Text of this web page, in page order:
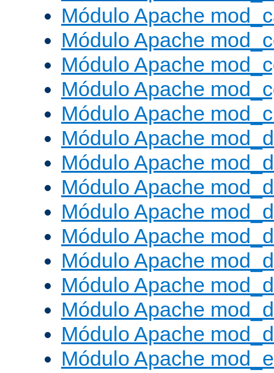
Módulo Apache
Módulo Apache
Módulo Apache
Módulo Apache
Módulo Apache
Módulo Apache
Módulo Apache
Módulo Apache
Módulo Apache
Módulo Apache
Módulo Apache
Módulo Apache
Módulo Apache
Módulo Apache
Módulo Apache